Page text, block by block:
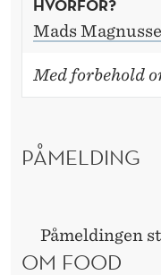
HVORFOR?
Mads
Med forbehold
PÅMELDING
Påmeldingen
OM FOOD